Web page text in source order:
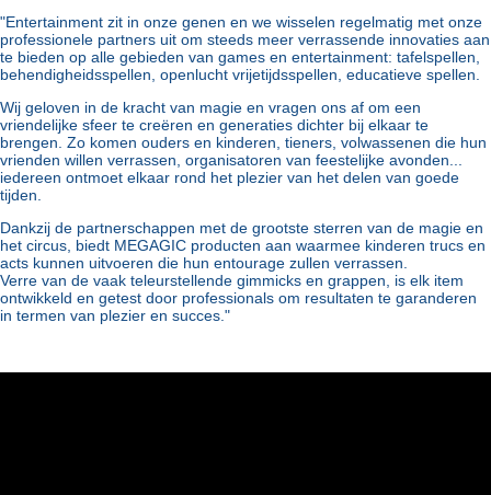
"Entertainment zit in onze genen en we wisselen regelmatig met onze
professionele partners uit om steeds meer verrassende innovaties aan
te bieden op alle gebieden van games en entertainment: tafelspellen,
behendigheidsspellen, openlucht vrijetijdsspellen, educatieve spellen.
Wij geloven in de kracht van magie en vragen ons af om een
vriendelijke sfeer te creëren en generaties dichter bij elkaar te
brengen. Zo komen ouders en kinderen, tieners, volwassenen die hun
vrienden willen verrassen, organisatoren van feestelijke avonden...
iedereen ontmoet elkaar rond het plezier van het delen van goede
tijden.
Dankzij de partnerschappen met de grootste sterren van de magie en
het circus, biedt MEGAGIC producten aan waarmee kinderen trucs en
acts kunnen uitvoeren die hun entourage zullen verrassen.
Verre van de vaak teleurstellende gimmicks en grappen, is elk item
ontwikkeld en getest door professionals om resultaten te garanderen
in termen van plezier en succes."